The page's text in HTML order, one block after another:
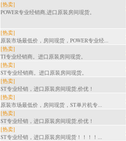
[热卖]
POWER专业经销商,进口原装房间现货。
[热卖]
原装市场最低价，房间现货，POWER专业经...
[热卖]
TI专业经销商。进口原装房间现货。
[热卖]
ST专业经销商。进口原装房间现货。
[热卖]
ST专业经销，进口原装房间现货,价优！
[热卖]
原装市场最低价，房间现货，ST单片机专...
[热卖]
ST专业经销，进口原装房间现货,价优！
[热卖]
ST专业经销，进口原装房间现货！！！！...